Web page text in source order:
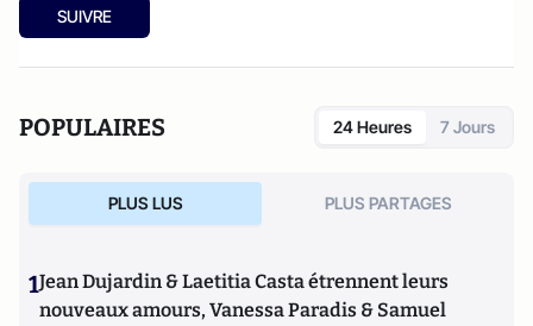
SUIVRE
POPULAIRES 24 Heures 7 Jours
PLUS LUS PLUS PARTAGES
1Jean Dujardin & Laetitia Casta étrennent leurs
nouveaux amours, Vanessa Paradis & Samuel